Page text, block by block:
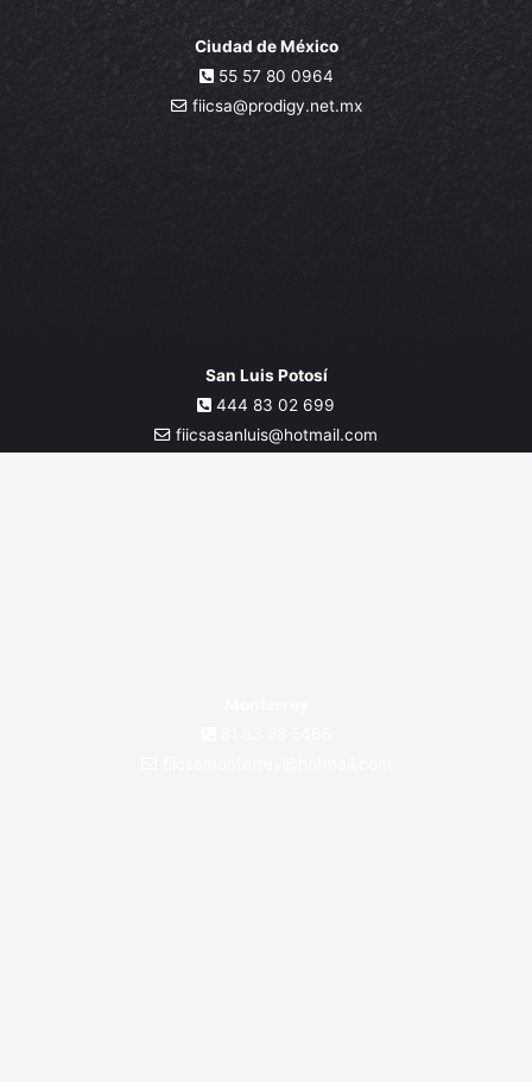
Ciudad de México
55 57 80 0964
fiicsa@prodigy.net.mx
San Luis Potosí
444 83 02 699
fiicsasanluis@hotmail.com